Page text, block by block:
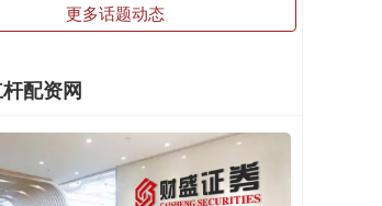
更多话题动态
配资网